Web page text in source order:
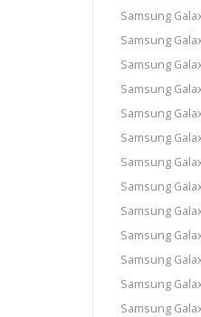
Samsung
Samsung
Samsung
Samsung
Samsung
Samsung
Samsung
Samsung
Samsung
Samsung
Samsung
Samsung
Samsung